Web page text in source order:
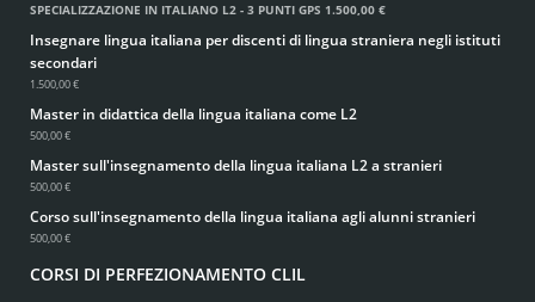
SPECIALIZZAZIONE IN ITALIANO L2 - 3 PUNTI GPS 1.500,00 €
Insegnare lingua italiana per discenti di lingua straniera negli istituti
secondari
1.500,00 €
Master in didattica della lingua italiana come L2
500,00 €
Master sull'insegnamento della lingua italiana L2 a stranieri
500,00 €
Corso sull'insegnamento della lingua italiana agli alunni stranieri
500,00 €
CORSI DI PERFEZIONAMENTO CLIL